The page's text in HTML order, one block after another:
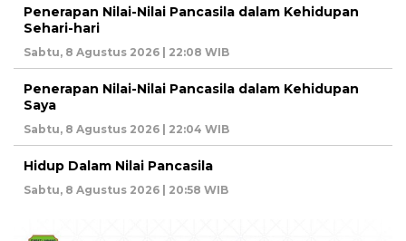
Penerapan Nilai-Nilai Pancasila dalam Kehidupan
Sehari-hari
Sabtu, 8 Agustus 2026 | 22:08 WIB
Penerapan Nilai-Nilai Pancasila dalam Kehidupan
Saya
Sabtu, 8 Agustus 2026 | 22:04 WIB
Hidup Dalam Nilai Pancasila
Sabtu, 8 Agustus 2026 | 20:58 WIB